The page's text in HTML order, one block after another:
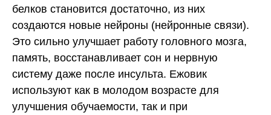
белков становится достаточно, из них
создаются новые нейроны (нейронные связи).
Это сильно улучшает работу головного мозга,
память, восстанавливает сон и нервную
систему даже после инсульта. Ежовик
используют как в молодом возрасте для
улучшения обучаемости, так и при